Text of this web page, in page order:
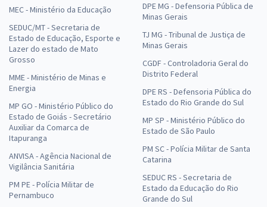
MEC - Ministério da Educação
SEDUC/MT - Secretaria de
Estado de Educação, Esporte e
Lazer do estado de Mato
Grosso
MME - Ministério de Minas e
Energia
MP GO - Ministério Público do
Estado de Goiás - Secretário
Auxiliar da Comarca de
Itapuranga
ANVISA - Agência Nacional de
Vigilância Sanitária
PM PE - Polícia Militar de
Pernambuco
DPE MG - Defensoria Pública de
Minas Gerais
TJ MG - Tribunal de Justiça de
Minas Gerais
CGDF - Controladoria Geral do
Distrito Federal
DPE RS - Defensoria Pública do
Estado do Rio Grande do Sul
MP SP - Ministério Público do
Estado de São Paulo
PM SC - Polícia Militar de Santa
Catarina
SEDUC RS - Secretaria de
Estado da Educação do Rio
Grande do Sul